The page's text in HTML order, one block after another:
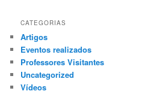
CATEGORIAS
Artigos
Eventos realizados
Professores Visitantes
Uncategorized
Vídeos